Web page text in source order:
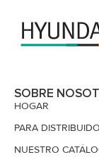
SOBRE
HOGAR
PARA
NUESTRO